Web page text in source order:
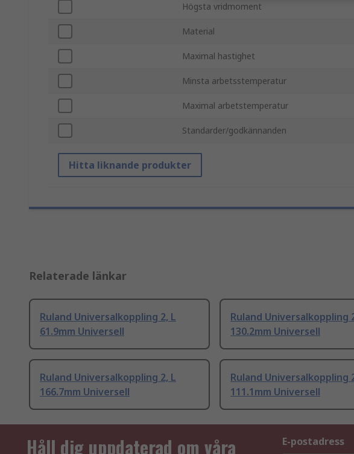
Högsta vridmoment
Material
Maximal hastighet
Minsta arbetsstemperatur
Maximal arbetstemperatur
Standarder/godkännanden
Hitta liknande produkter
Relaterade länkar
Ruland Universalkoppling 2, L
61.9mm Universell
Ruland Universalkoppling
130.2mm Universell
Ruland Universalkoppling 2, L
166.7mm Universell
Ruland Universalkoppling
111.1mm Universell
Håll dig uppdaterad om våra E-postadress